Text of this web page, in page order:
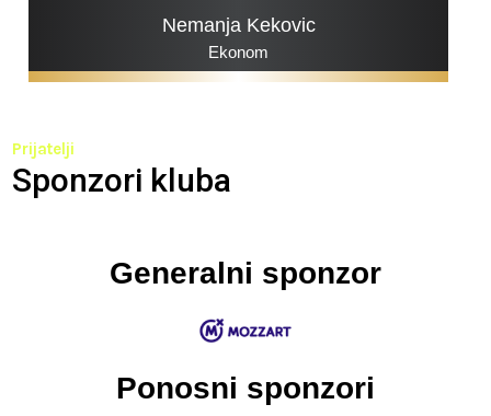
Nemanja Kekovic
Ekonom
Prijatelji
Sponzori kluba
Generalni sponzor
Ponosni sponzori